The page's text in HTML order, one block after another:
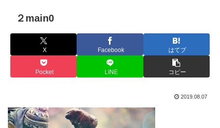
２main0
X Facebook はてブ
Pocket LINE コピー
2019.08.07